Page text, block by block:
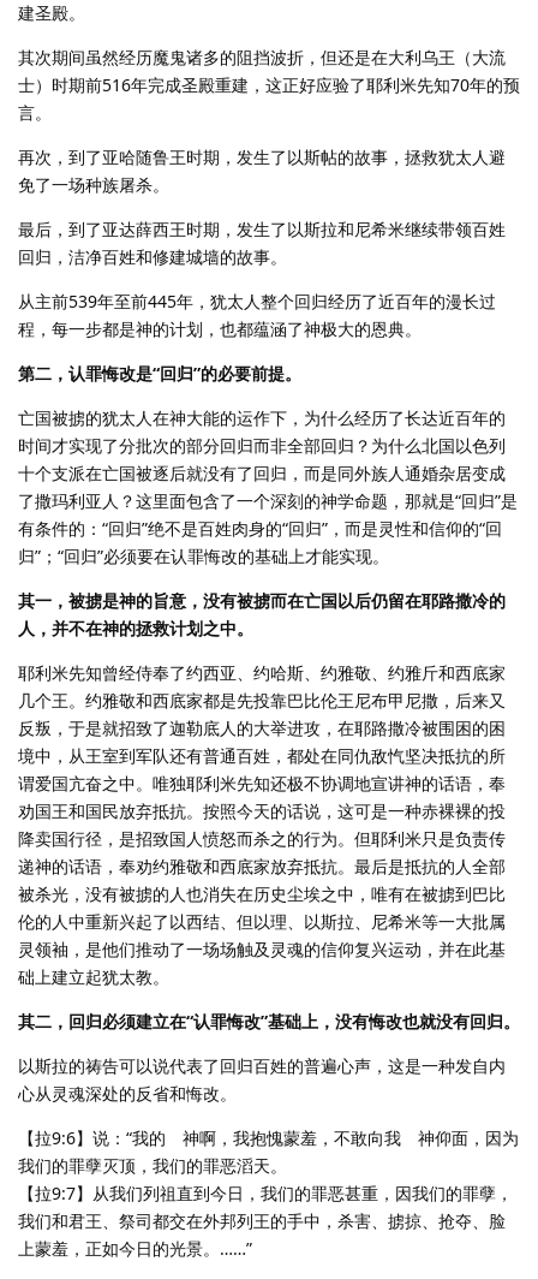
建圣殿。
其次期间虽然经历魔鬼诸多的阻挡波折，但还是在大利乌王（大流
士）时期前516年完成圣殿重建，这正好应验了耶利米先知70年的预
言。
再次，到了亚哈随鲁王时期，发生了以斯帖的故事，拯救犹太人避
免了一场种族屠杀。
最后，到了亚达薛西王时期，发生了以斯拉和尼希米继续带领百姓
回归，洁净百姓和修建城墙的故事。
从主前539年至前445年，犹太人整个回归经历了近百年的漫长过
程，每一步都是神的计划，也都蕴涵了神极大的恩典。
第二，认罪悔改是“回归”的必要前提。
亡国被掳的犹太人在神大能的运作下，为什么经历了长达近百年的
时间才实现了分批次的部分回归而非全部回归？为什么北国以色列
十个支派在亡国被逐后就没有了回归，而是同外族人通婚杂居变成
了撒玛利亚人？这里面包含了一个深刻的神学命题，那就是“回归”是
有条件的：“回归”绝不是百姓肉身的“回归”，而是灵性和信仰的“回
归”；“回归”必须要在认罪悔改的基础上才能实现。
其一，被掳是神的旨意，没有被掳而在亡国以后仍留在耶路撒冷的
人，并不在神的拯救计划之中。
耶利米先知曾经侍奉了约西亚、约哈斯、约雅敬、约雅斤和西底家
几个王。约雅敬和西底家都是先投靠巴比伦王尼布甲尼撒，后来又
反叛，于是就招致了迦勒底人的大举进攻，在耶路撒冷被围困的困
境中，从王室到军队还有普通百姓，都处在同仇敌忾坚决抵抗的所
谓爱国亢奋之中。唯独耶利米先知还极不协调地宣讲神的话语，奉
劝国王和国民放弃抵抗。按照今天的话说，这可是一种赤裸裸的投
降卖国行径，是招致国人愤怒而杀之的行为。但耶利米只是负责传
递神的话语，奉劝约雅敬和西底家放弃抵抗。最后是抵抗的人全部
被杀光，没有被掳的人也消失在历史尘埃之中，唯有在被掳到巴比
伦的人中重新兴起了以西结、但以理、以斯拉、尼希米等一大批属
灵领袖，是他们推动了一场场触及灵魂的信仰复兴运动，并在此基
础上建立起犹太教。
其二，回归必须建立在“认罪悔改”基础上，没有悔改也就没有回归。
以斯拉的祷告可以说代表了回归百姓的普遍心声，这是一种发自内
心从灵魂深处的反省和悔改。
【拉9:6】说：“我的 神啊，我抱愧蒙羞，不敢向我 神仰面，因为
我们的罪孽灭顶，我们的罪恶滔天。
【拉9:7】从我们列祖直到今日，我们的罪恶甚重，因我们的罪孽，
我们和君王、祭司都交在外邦列王的手中，杀害、掳掠、抢夺、脸
上蒙羞，正如今日的光景。……”